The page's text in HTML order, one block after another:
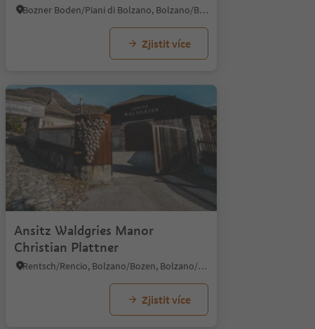
Bozner Boden/Piani di Bolzano, Bolzano/Bozen, Bolzano/Bozen and environs
Zjistit více
Ansitz Waldgries Manor
Christian Plattner
Rentsch/Rencio, Bolzano/Bozen, Bolzano/Bozen and environs
Zjistit více